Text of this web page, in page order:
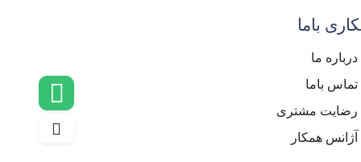
باما
درباره ما
تماس باما
رضایت مشتری
آژانس همکار